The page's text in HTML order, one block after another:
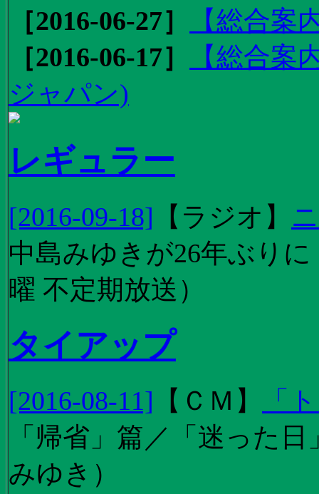
［2016-06-27］
【総合案
［2016-06-17］
【総合
ジャパン)
レギュラー
[2016-09-18] 【 ラジオ 】
中島みゆきが26年ぶり
曜 不定期放送）
タイアップ
[2016-08-11] 【 ＣＭ 】
「
「帰省」篇／「迷った
みゆき）